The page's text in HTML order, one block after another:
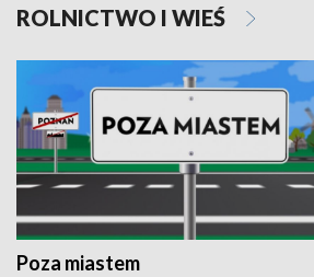
ROLNICTWO I WIEŚ
Poza miastem